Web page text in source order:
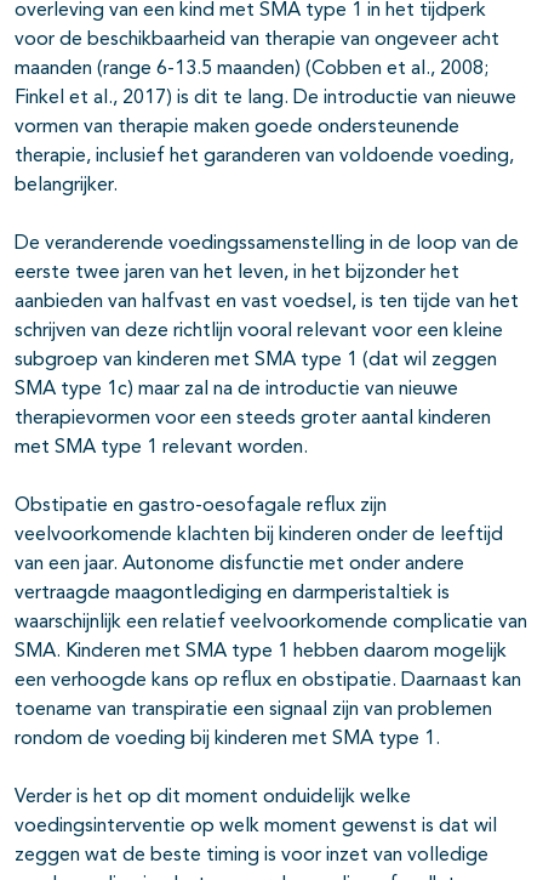
overleving van een kind met SMA type 1 in het tijdperk
voor de beschikbaarheid van therapie van ongeveer acht
maanden (range 6-13.5 maanden) (Cobben et al., 2008;
Finkel et al., 2017) is dit te lang. De introductie van nieuwe
vormen van therapie maken goede ondersteunende
therapie, inclusief het garanderen van voldoende voeding,
belangrijker.
De veranderende voedingssamenstelling in de loop van de
eerste twee jaren van het leven, in het bijzonder het
aanbieden van halfvast en vast voedsel, is ten tijde van het
schrijven van deze richtlijn vooral relevant voor een kleine
subgroep van kinderen met SMA type 1 (dat wil zeggen
SMA type 1c) maar zal na de introductie van nieuwe
therapievormen voor een steeds groter aantal kinderen
met SMA type 1 relevant worden.
Obstipatie en gastro-oesofagale reflux zijn
veelvoorkomende klachten bij kinderen onder de leeftijd
van een jaar. Autonome disfunctie met onder andere
vertraagde maagontlediging en darmperistaltiek is
waarschijnlijk een relatief veelvoorkomende complicatie van
SMA. Kinderen met SMA type 1 hebben daarom mogelijk
een verhoogde kans op reflux en obstipatie. Daarnaast kan
toename van transpiratie een signaal zijn van problemen
rondom de voeding bij kinderen met SMA type 1.
Verder is het op dit moment onduidelijk welke
voedingsinterventie op welk moment gewenst is dat wil
zeggen wat de beste timing is voor inzet van volledige